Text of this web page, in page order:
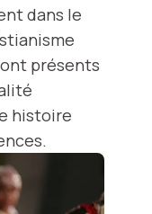
dans le
présents
histoire